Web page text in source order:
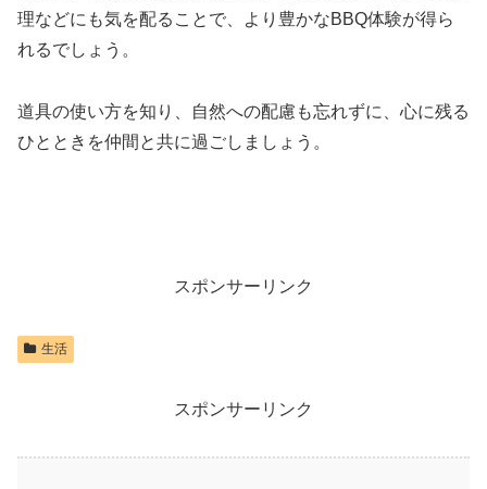
理などにも気を配ることで、より豊かなBBQ体験が得ら
れるでしょう。
道具の使い方を知り、自然への配慮も忘れずに、心に残る
ひとときを仲間と共に過ごしましょう。
スポンサーリンク
生活
スポンサーリンク